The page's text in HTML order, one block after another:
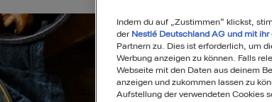
Indem du auf „Zustimmen“ klickst,
der Nestlé Deutschland AG und mit
Partnern zu. Dies ist erforderlich, um
Werbung anzeigen zu können. Falls
Webseite mit den Daten aus deinem
anzeigen und zukommen lassen zu
Aufstellung der verwendeten Cookies